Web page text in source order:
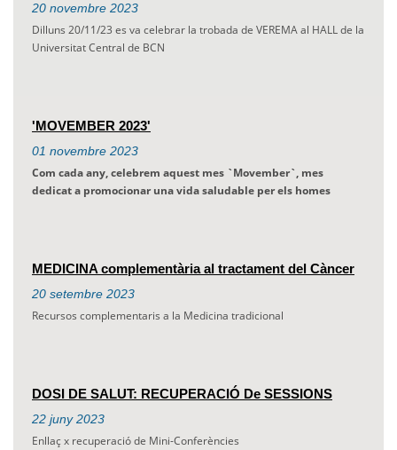
20 novembre 2023
Dilluns 20/11/23 es va celebrar la trobada de VEREMA al HALL de la
Universitat Central de BCN
'MOVEMBER 2023'
01 novembre 2023
Com cada any, celebrem aquest mes `Movember`, mes
dedicat a promocionar una vida saludable per els homes
MEDICINA complementària al tractament del Càncer
20 setembre 2023
Recursos complementaris a la Medicina tradicional
DOSI DE SALUT: RECUPERACIÓ De SESSIONS
22 juny 2023
Enllaç x recuperació de Mini-Conferències